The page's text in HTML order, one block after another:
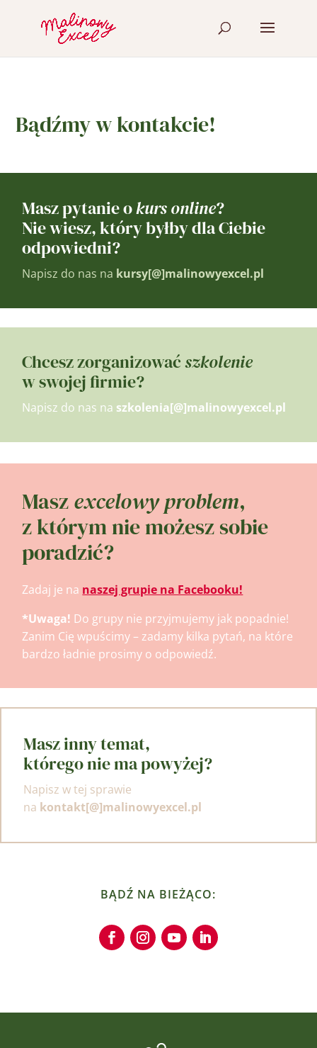
Bądźmy w kontakcie!
Masz pytanie okurs online?
Nie wiesz, który byłby dla Ciebie
odpowiedni?
Napisz do nas na kursy[@]malinowyexcel.pl
Chcesz zorganizowaćszkolenie
w swojej firmie?
Napisz do nas na szkolenia[@]malinowyexcel.pl
Maszexcelowy problem,
z którym nie możesz sobie
poradzić?
Zadaj je na naszej grupie na Facebooku!
*Uwaga! Do grupy nie przyjmujemy jak popadnie!
Zanim Cię wpuścimy – zadamy kilka pytań, na które
bardzo ładnie prosimy o odpowiedź.
Masz inny temat,
którego nie ma powyżej?
Napisz w tej sprawie
na kontakt[@]malinowyexcel.pl
BĄDŹ NA BIEŻĄCO: